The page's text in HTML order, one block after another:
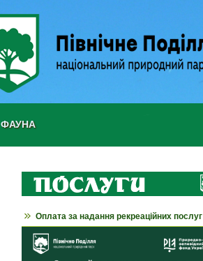
ФАУНА
Оплата за надання рекреаційних послуг